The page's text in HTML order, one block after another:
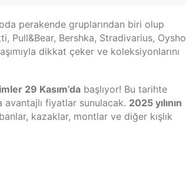
perakende gruplarından biri olup
Pull&Bear, Bershka, Stradivarius, Oysho
dikkat çeker ve koleksiyonlarını
29 Kasım’da başlıyor! Bu tarihte
avantajlı fiyatlar sunulacak. 2025 yılının
kazaklar, montlar ve diğer kışlık